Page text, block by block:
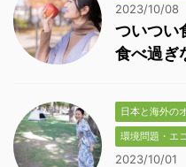
2023/10/08
ついつい
食べ過ぎ
日本と海外の
環境問題・エ
2023/10/01